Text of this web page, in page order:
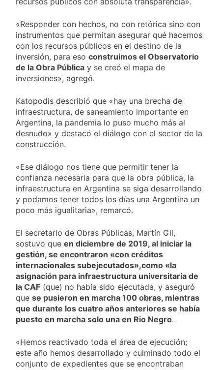
de frío con mínimas
cercanas a 1°C
3 Días Atrás
contra la Ley de
Propiedad Privada de
Milei
3 Días Atrás
«Responder con hechos, no con retórica sino con
instrumentos que permitan asegurar qué hacemos
con los recursos públicos en el destino de la
inversión, para eso construimos el Observatorio
de la Obra Pública y se creó el mapa de
inversiones», agregó.
Katopodis describió que «hay una brecha de
infraestructura, de saneamiento importante en
Argentina, la pandemia lo puso mucho más al
desnudo» y destacó el diálogo con el sector de la
construcción.
«Ese diálogo nos tiene que permitir tener la
confianza necesaria para que la obra pública, la
infraestructura en Argentina se siga desarrollando
y podamos tener todos los días una Argentina un
poco más igualitaria», remarcó.
El secretario de Obras Públicas, Martín Gil,
sostuvo que en diciembre de 2019, al iniciar la
gestión, se encontraron «con créditos
internacionales subejecutados»,como «la
asignación para infraestructura universitaria de
la CAF (que) no había sido ejecutada, y aseguró
que se pusieron en marcha 100 obras, mientras
que durante los cuatro años anteriores se había
puesto en marcha solo una en Rio Negro.
«Hemos reactivado toda el área de ejecución;
este año hemos desarrollado y culminado todo el
conjunto de expedientes que se encontraban